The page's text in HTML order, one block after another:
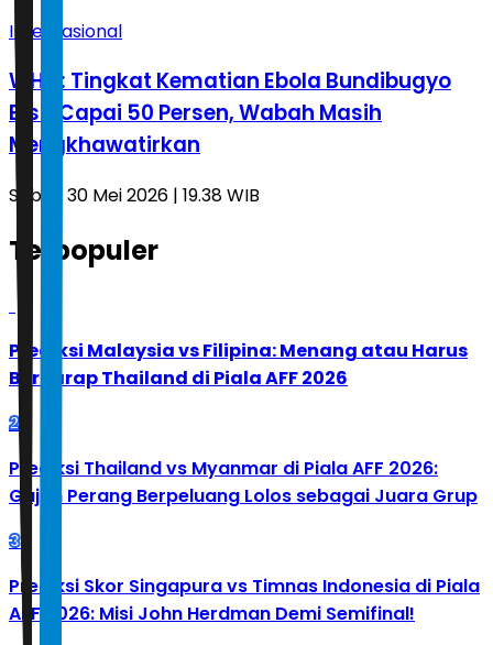
Internasional
WHO: Tingkat Kematian Ebola Bundibugyo
Bisa Capai 50 Persen, Wabah Masih
Mengkhawatirkan
Sabtu, 30 Mei 2026 | 19.38 WIB
Terpopuler
Prediksi Malaysia vs Filipina: Menang atau Harus
Berharap Thailand di Piala AFF 2026
2
Prediksi Thailand vs Myanmar di Piala AFF 2026:
Gajah Perang Berpeluang Lolos sebagai Juara Grup
3
Prediksi Skor Singapura vs Timnas Indonesia di Piala
AFF 2026: Misi John Herdman Demi Semifinal!